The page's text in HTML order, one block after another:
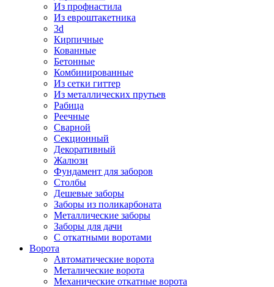
Из профнастила
Из евроштакетника
3d
Кирпичные
Кованные
Бетонные
Комбинированные
Из сетки гиттер
Из металлических прутьев
Рабица
Реечные
Сварной
Секционный
Декоративный
Жалюзи
Фундамент для заборов
Столбы
Дешевые заборы
Заборы из поликарбоната
Металлические заборы
Заборы для дачи
С откатными воротами
Ворота
Автоматические ворота
Металические ворота
Механические откатные ворота